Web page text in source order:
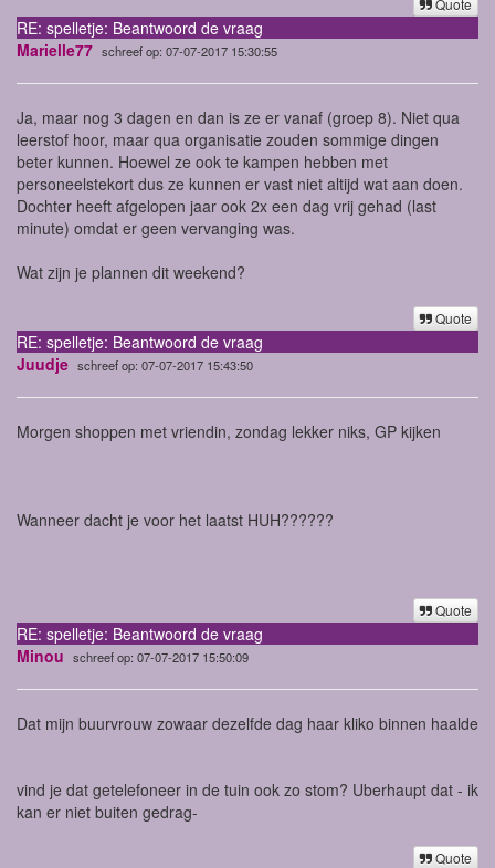
Quote
RE: spelletje: Beantwoord de vraag
Marielle77 schreef op: 07-07-2017 15:30:55
Ja, maar nog 3 dagen en dan is ze er vanaf (groep 8). Niet qua
leerstof hoor, maar qua organisatie zouden sommige dingen
beter kunnen. Hoewel ze ook te kampen hebben met
personeelstekort dus ze kunnen er vast niet altijd wat aan doen.
Dochter heeft afgelopen jaar ook 2x een dag vrij gehad (last
minute) omdat er geen vervanging was.
Wat zijn je plannen dit weekend?
Quote
RE: spelletje: Beantwoord de vraag
Juudje schreef op: 07-07-2017 15:43:50
Morgen shoppen met vriendin, zondag lekker niks, GP kijken
Wanneer dacht je voor het laatst HUH??????
Quote
RE: spelletje: Beantwoord de vraag
Minou schreef op: 07-07-2017 15:50:09
Dat mijn buurvrouw zowaar dezelfde dag haar kliko binnen haalde
vind je dat getelefoneer in de tuin ook zo stom? Uberhaupt dat - ik
kan er niet buiten gedrag-
Quote